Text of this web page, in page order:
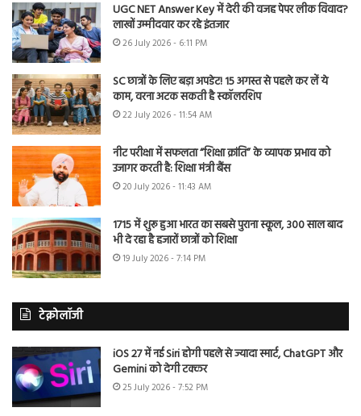
UGC NET Answer Key में देरी की वजह पेपर लीक विवाद?
लाखों उम्मीदवार कर रहे इंतजार
26 July 2026 - 6:11 PM
SC छात्रों के लिए बड़ा अपडेट! 15 अगस्त से पहले कर लें ये
काम, वरना अटक सकती है स्कॉलरशिप
22 July 2026 - 11:54 AM
नीट परीक्षा में सफलता “शिक्षा क्रांति” के व्यापक प्रभाव को
उजागर करती है: शिक्षा मंत्री बैंस
20 July 2026 - 11:43 AM
1715 में शुरू हुआ भारत का सबसे पुराना स्कूल, 300 साल बाद
भी दे रहा है हजारों छात्रों को शिक्षा
19 July 2026 - 7:14 PM
टेक्नोलॉजी
iOS 27 में नई Siri होगी पहले से ज्यादा स्मार्ट, ChatGPT और
Gemini को देगी टक्कर
25 July 2026 - 7:52 PM